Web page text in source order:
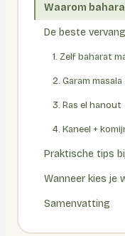
Waarom
De beste
1. Zelf baharat
2. Garam masala
3. Ras el hanout
4. Kaneel +
Praktische tips
Wanneer kies je
Samenvatting